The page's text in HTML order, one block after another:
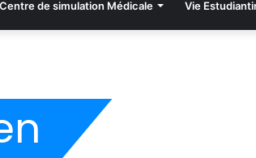
Centre de simulation Médicale Vie